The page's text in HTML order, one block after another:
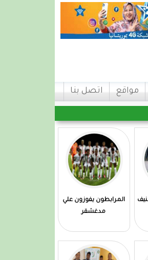
مواقع اتصل بنا
المرابطون يفوزون علي
مدغشقر